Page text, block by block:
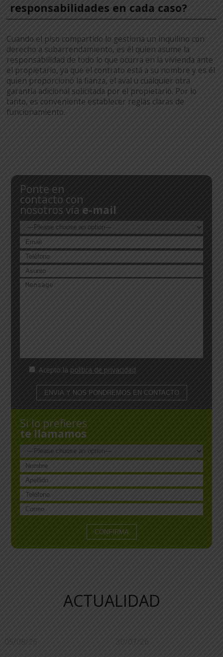
responsabilidades en cada caso?
Cuando el piso compartido lo gestiona un inquilino con
derecho a subarrendamiento, es él quien asume la
responsabilidad de todo lo que ocurra en la vivienda ante
el propietario, ya que el contrato está a su nombre y es él
quien proporcionó la fianza, el aval u cualquier otra
garantía adicional solicitada por el propietario. Por lo
tanto, es conveniente establecer reglas claras de
funcionamiento.
Ponte en
contacto con
nosotros vía e-mail
Acepto la política de privacidad
Si lo prefieres
te llamamos
ACTUALIDAD
05/08/26 30/07/26